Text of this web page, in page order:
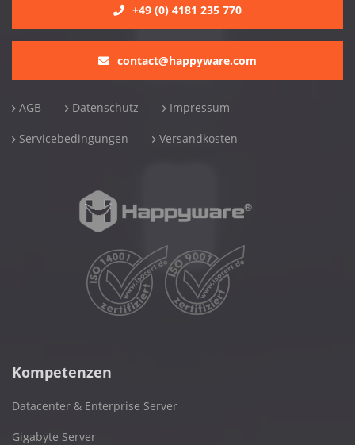
+49 (0) 4181 235 770
contact@happyware.com
AGB Datenschutz Impressum
Servicebedingungen Versandkosten
Kompetenzen
Datacenter & Enterprise Server
Gigabyte Server